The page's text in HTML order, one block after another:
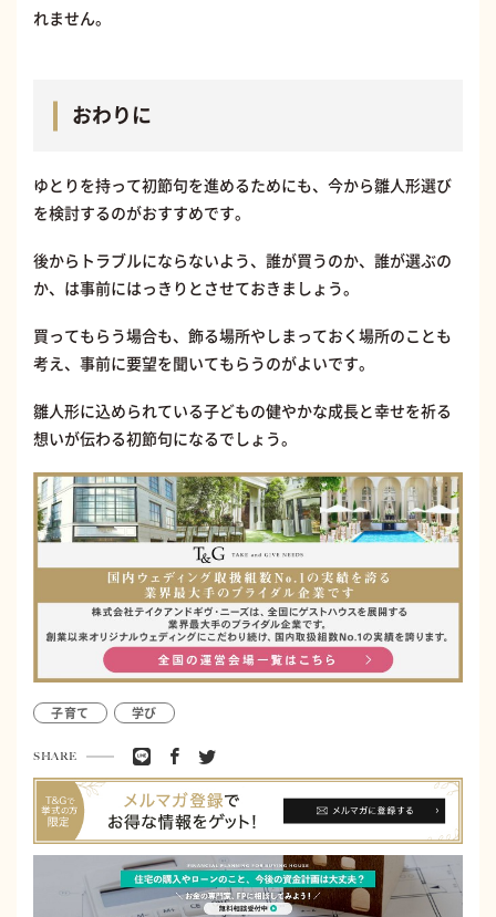
れません。
おわりに
ゆとりを持って初節句を進めるためにも、今から雛人形選び
を検討するのがおすすめです。
後からトラブルにならないよう、誰が買うのか、誰が選ぶの
か、は事前にはっきりとさせておきましょう。
買ってもらう場合も、飾る場所やしまっておく場所のことも
考え、事前に要望を聞いてもらうのがよいです。
雛人形に込められている子どもの健やかな成長と幸せを祈る
想いが伝わる初節句になるでしょう。
子育て 学び
SHARE